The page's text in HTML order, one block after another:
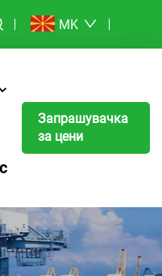
MK
Запрашувачка
за цени